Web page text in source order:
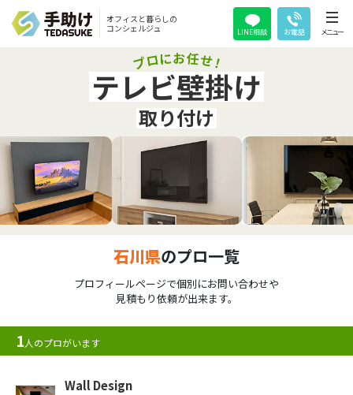
オフィスと暮らしの
コンシェルジュ
LINE相談 お電話 メニュー
テレビ壁掛け
取り付け
石川県のプロ一覧
プロフィールページで個別にお問い合わせや
見積もり依頼が出来ます。
1人のプロがいます
Wall Design